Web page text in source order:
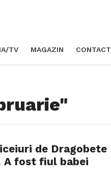
TV MAGAZIN CONTACT
de Dragobete
A fost fiul babei